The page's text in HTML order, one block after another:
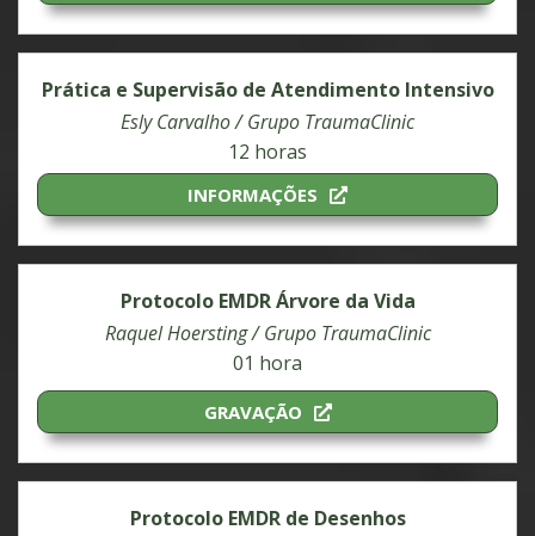
Prática e Supervisão de Atendimento Intensivo
Esly Carvalho / Grupo TraumaClinic
12 horas
INFORMAÇÕES
Protocolo EMDR Árvore da Vida
Raquel Hoersting / Grupo TraumaClinic
01 hora
GRAVAÇÃO
Protocolo EMDR de Desenhos